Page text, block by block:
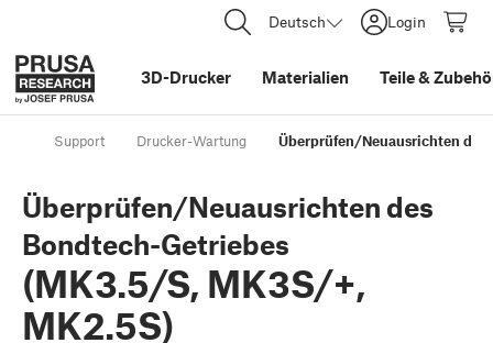
Deutsch Login
3D-Drucker Materialien Teile&
Support Drucker-Wartung Überprüfen/Neuausrichten des
Überprüfen/Neuausrichten des
Bondtech-Getriebes
(MK3.5/S, MK3S/+,
MK2.5S)